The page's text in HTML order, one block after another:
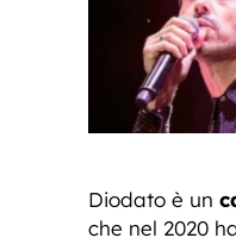
Diodato è un
che nel 2020